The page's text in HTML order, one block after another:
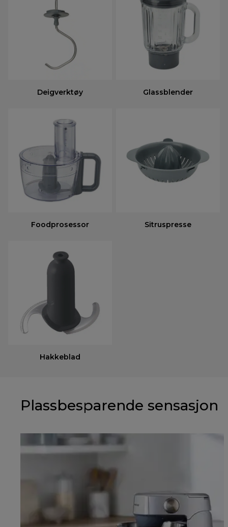
Deigverktøy Glassblender
Foodprosessor Sitruspresse
Hakkeblad
Plassbesparende sensasjon